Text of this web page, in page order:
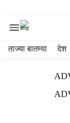
ताज्या बातम्या देश